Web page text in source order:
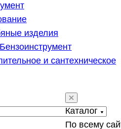
изделия
и сантехническое
Каталог
По всему